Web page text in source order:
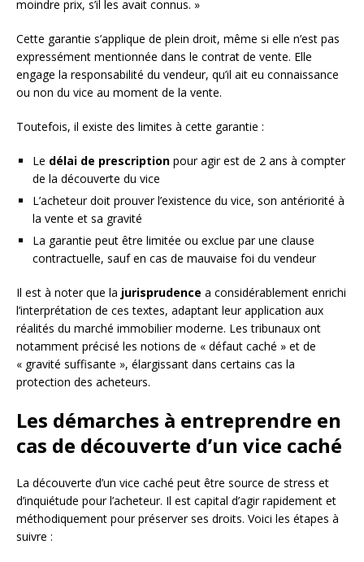
moindre prix, s’il les avait connus. »
Cette garantie s’applique de plein droit, même si elle n’est pas
expressément mentionnée dans le contrat de vente. Elle
engage la responsabilité du vendeur, qu’il ait eu connaissance
ou non du vice au moment de la vente.
Toutefois, il existe des limites à cette garantie :
Le délai de prescription pour agir est de 2 ans à compter
de la découverte du vice
L’acheteur doit prouver l’existence du vice, son antériorité à
la vente et sa gravité
La garantie peut être limitée ou exclue par une clause
contractuelle, sauf en cas de mauvaise foi du vendeur
Il est à noter que la jurisprudence a considérablement enrichi
l’interprétation de ces textes, adaptant leur application aux
réalités du marché immobilier moderne. Les tribunaux ont
notamment précisé les notions de « défaut caché » et de
« gravité suffisante », élargissant dans certains cas la
protection des acheteurs.
Les démarches à entreprendre en
cas de découverte d’un vice caché
La découverte d’un vice caché peut être source de stress et
d’inquiétude pour l’acheteur. Il est capital d’agir rapidement et
méthodiquement pour préserver ses droits. Voici les étapes à
suivre :